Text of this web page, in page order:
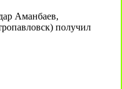
Аманбаев,
получил